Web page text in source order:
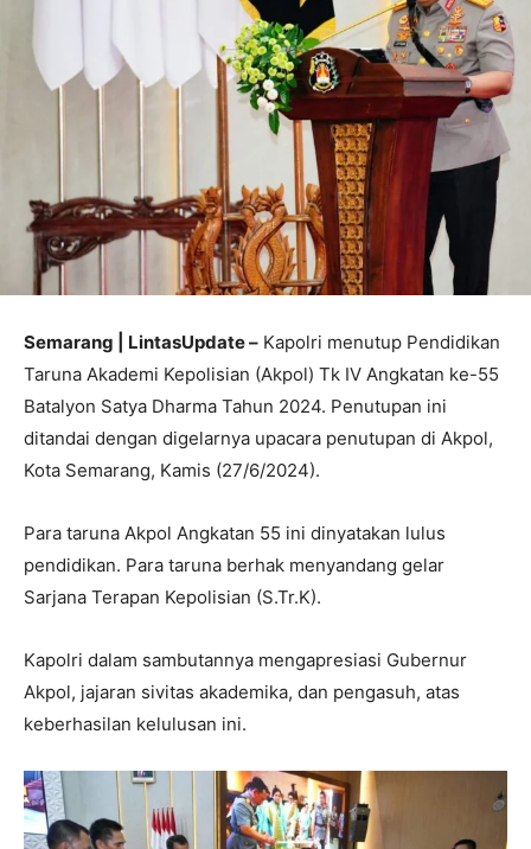
Semarang | LintasUpdate – Kapolri menutup Pendidikan
Taruna Akademi Kepolisian (Akpol) Tk IV Angkatan ke-55
Batalyon Satya Dharma Tahun 2024. Penutupan ini
ditandai dengan digelarnya upacara penutupan di Akpol,
Kota Semarang, Kamis (27/6/2024).
Para taruna Akpol Angkatan 55 ini dinyatakan lulus
pendidikan. Para taruna berhak menyandang gelar
Sarjana Terapan Kepolisian (S.Tr.K).
Kapolri dalam sambutannya mengapresiasi Gubernur
Akpol, jajaran sivitas akademika, dan pengasuh, atas
keberhasilan kelulusan ini.